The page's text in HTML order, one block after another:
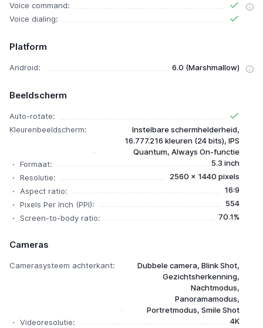
Voice command:
Voice dialing:
Platform
Android: 6.0 (Marshmallow)
Beeldscherm
Auto-rotate:
Kleurenbeeldscherm:
Instelbare schermhelderheid,
16.777.216 kleuren (24 bits), IPS
Quantum, Always On-functie
Formaat:
5.3 inch
Resolutie:
2560 x 1440 pixels
Aspect ratio:
16:9
Pixels Per Inch (PPI):
554
Screen-to-body ratio:
70.1%
Cameras
Camerasysteem achterkant:
Dubbele camera, Blink Shot,
Gezichtsherkenning,
Nachtmodus,
Panoramamodus,
Portretmodus, Smile Shot
Videoresolutie:
4K